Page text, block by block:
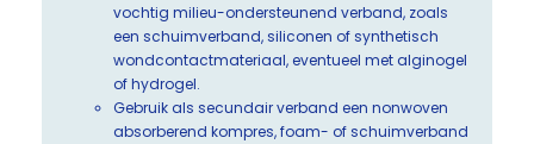
vochtig milieu-ondersteunend verband, zoals
een schuimverband, siliconen of synthetisch
wondcontactmateriaal, eventueel met alginogel
of hydrogel.
Gebruik als secundair verband een nonwoven
absorberend kompres, foam- of schuimverband